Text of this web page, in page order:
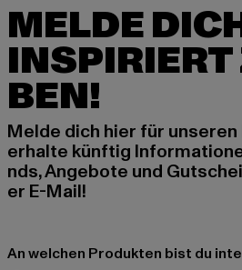
MELDE
INSPIRIERT
BEN!
Melde dich hier für
erhalte künftig
nds, Angebote und
er E-Mail!
An welchen Produkten bist du